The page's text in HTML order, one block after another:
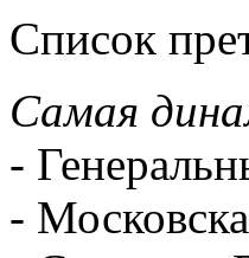
Список
Самая
-
-